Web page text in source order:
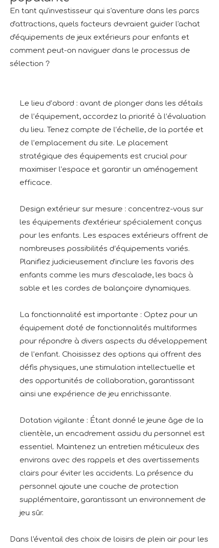
En tant qu'investisseur qui s'aventure dans les parcs
d'attractions, quels facteurs devraient guider l'achat
d'équipements de jeux extérieurs pour enfants et
comment peut-on naviguer dans le processus de
sélection ?
Le lieu d’abord : avant de plonger dans les détails
de l’équipement, accordez la priorité à l’évaluation
du lieu. Tenez compte de l’échelle, de la portée et
de l’emplacement du site. Le placement
stratégique des équipements est crucial pour
maximiser l’espace et garantir un aménagement
efficace.
Design extérieur sur mesure : concentrez-vous sur
les équipements d'extérieur spécialement conçus
pour les enfants. Les espaces extérieurs offrent de
nombreuses possibilités d’équipements variés.
Planifiez judicieusement d'inclure les favoris des
enfants comme les murs d'escalade, les bacs à
sable et les cordes de balançoire dynamiques.
La fonctionnalité est importante : Optez pour un
équipement doté de fonctionnalités multiformes
pour répondre à divers aspects du développement
de l’enfant. Choisissez des options qui offrent des
défis physiques, une stimulation intellectuelle et
des opportunités de collaboration, garantissant
ainsi une expérience de jeu enrichissante.
Dotation vigilante : Étant donné le jeune âge de la
clientèle, un encadrement assidu du personnel est
essentiel. Maintenez un entretien méticuleux des
environs avec des rappels et des avertissements
clairs pour éviter les accidents. La présence du
personnel ajoute une couche de protection
supplémentaire, garantissant un environnement de
jeu sûr.
Dans l'éventail des choix de loisirs de plein air pour les